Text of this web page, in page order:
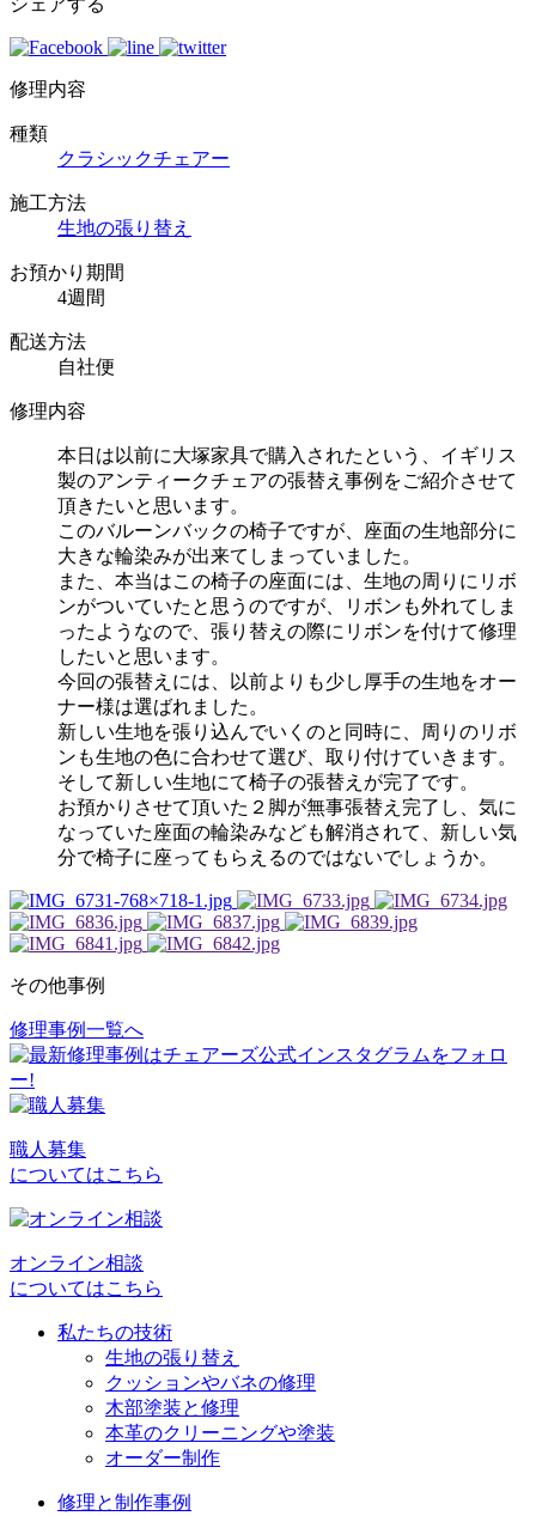
シェアする
修理内容
種類
クラシックチェアー
施工方法
生地の張り替え
お預かり期間
4週間
配送方法
自社便
修理内容
本日は以前に大塚家具で購入されたという、イギリス
製のアンティークチェアの張替え事例をご紹介させて
頂きたいと思います。
このバルーンバックの椅子ですが、座面の生地部分に
大きな輪染みが出来てしまっていました。
また、本当はこの椅子の座面には、生地の周りにリボ
ンがついていたと思うのですが、リボンも外れてしま
ったようなので、張り替えの際にリボンを付けて修理
したいと思います。
今回の張替えには、以前よりも少し厚手の生地をオー
ナー様は選ばれました。
新しい生地を張り込んでいくのと同時に、周りのリボ
ンも生地の色に合わせて選び、取り付けていきます。
そして新しい生地にて椅子の張替えが完了です。
お預かりさせて頂いた２脚が無事張替え完了し、気に
なっていた座面の輪染みなども解消されて、新しい気
分で椅子に座ってもらえるのではないでしょうか。
その他事例
投
稿
ナ
ビ
ゲ
ー
シ
ョ
修理事例一覧へ
職人募集
についてはこちら
オンライン相談
についてはこちら
私たちの技術
生地の張り替え
クッションやバネの修理
木部塗装と修理
本革のクリーニングや塗装
オーダー制作
修理と制作事例